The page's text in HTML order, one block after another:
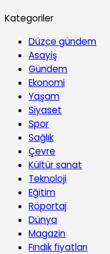
Kategoriler
Düzce gündem
Asayiş
Gündem
Ekonomi
Yaşam
Siyaset
Spor
Sağlık
Çevre
Kültür sanat
Teknoloji
Eğitim
Röportaj
Dünya
Magazin
Fındık fiyatları